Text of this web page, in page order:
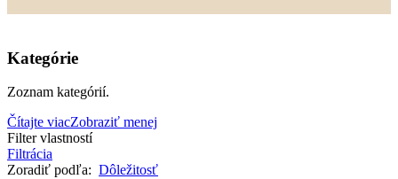
Kategórie
Zoznam kategórií.
Čítajte viacZobraziť menej
Filter vlastností
Filtrácia
Zoradiť podľa: Dôležitosť